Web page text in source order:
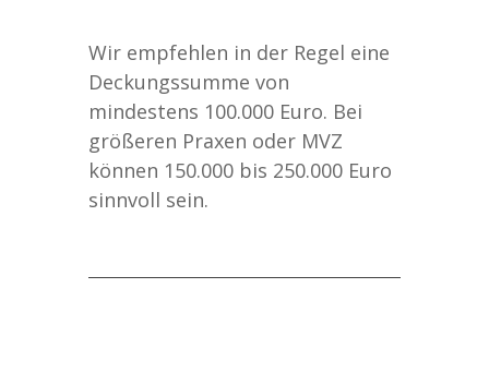
Wir empfehlen in der Regel eine
Deckungssumme von
mindestens 100.000 Euro. Bei
größeren Praxen oder MVZ
können 150.000 bis 250.000 Euro
sinnvoll sein.